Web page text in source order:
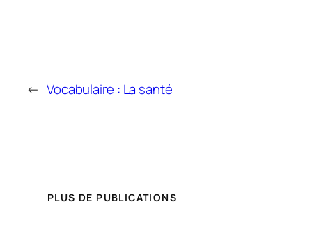
← Vocabulaire : La santé
PLUS DE PUBLICATIONS